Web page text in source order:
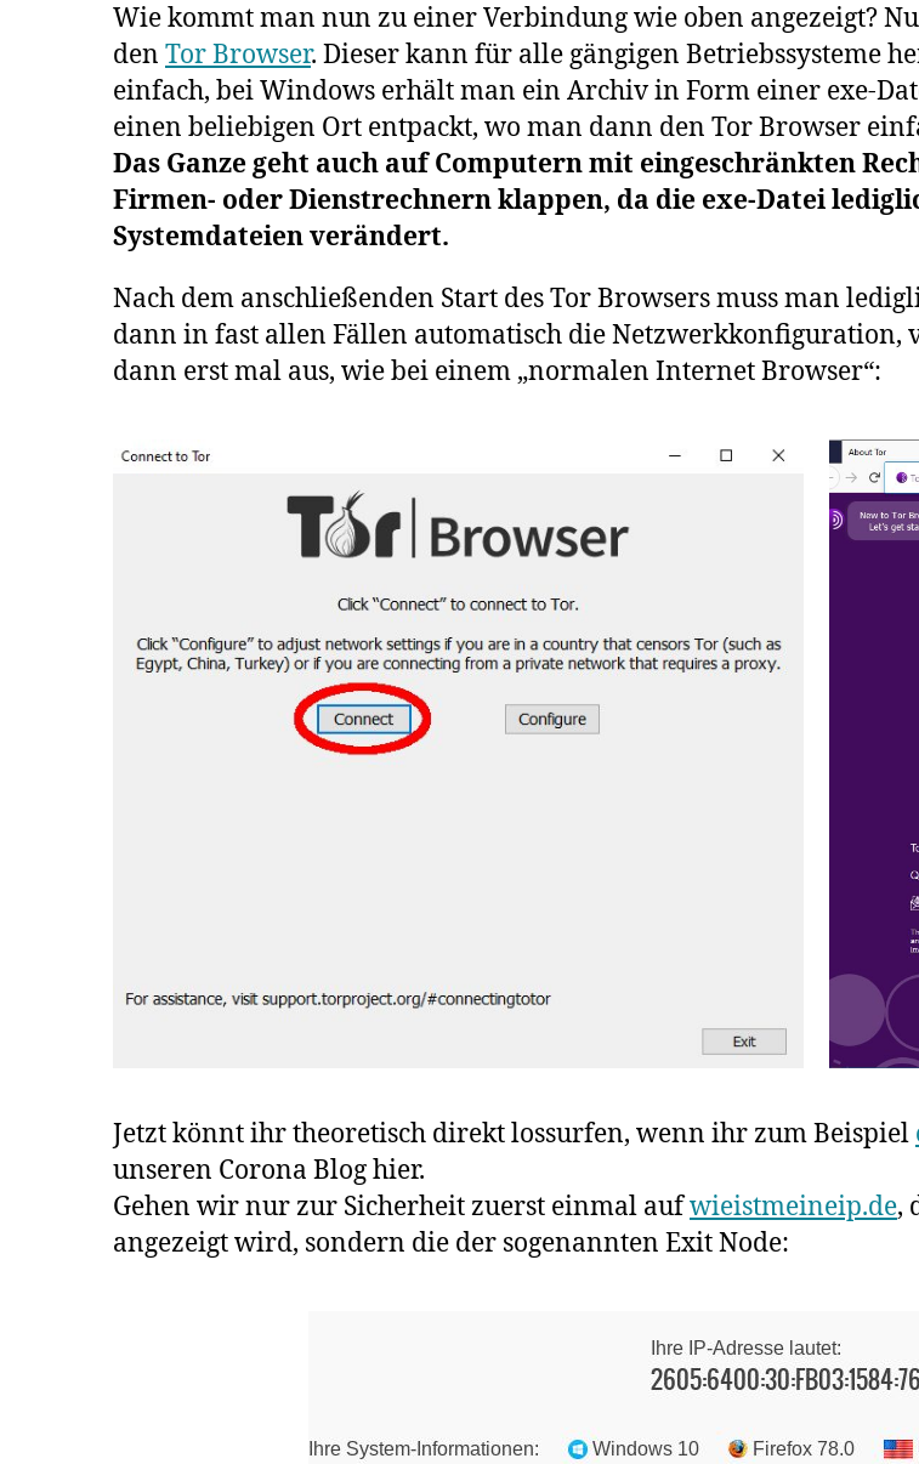
Wie kommt man nun zu einer Verbindung wie oben angezeigt?
den Tor Browser. Dieser kann für alle gängigen Betriebssysteme
einfach, bei Windows erhält man ein Archiv in Form einer exe-
einen beliebigen Ort entpackt, wo man dann den Tor Browser
Das Ganze geht auch auf Computern mit eingeschränkten
Firmen- oder Dienstrechnern klappen, da die exe-Datei
Systemdateien verändert.
Nach dem anschließenden Start des Tor Browsers muss man
dann in fast allen Fällen automatisch die Netzwerkkonfiguration,
dann erst mal aus, wie bei einem „normalen Internet Browser“:
Jetzt könnt ihr theoretisch direkt lossurfen, wenn ihr zum Beispiel
unseren Corona Blog hier.
Gehen wir nur zur Sicherheit zuerst einmal aufwieistmeineip.de,
angezeigt wird, sondern die der sogenannten Exit Node: